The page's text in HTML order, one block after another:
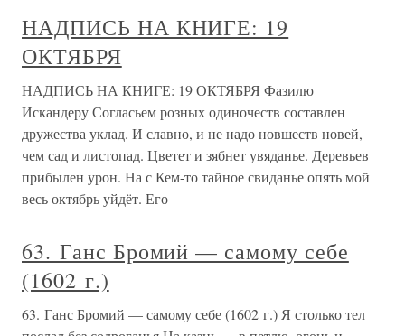
НАДПИСЬ НА КНИГЕ: 19
ОКТЯБРЯ
НАДПИСЬ НА КНИГЕ: 19 ОКТЯБРЯ Фазилю
Искандеру Согласьем розных одиночеств составлен
дружества уклад. И славно, и не надо новшеств новей,
чем сад и листопад. Цветет и зябнет увяданье. Деревьев
прибылен урон. На с Кем-то тайное свиданье опять мой
весь октябрь уйдёт. Его
63. Ганс Бромий — самому себе
(1602 г.)
63. Ганс Бромий — самому себе (1602 г.) Я столько тел